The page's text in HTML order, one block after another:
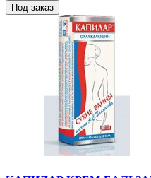
Под заказ